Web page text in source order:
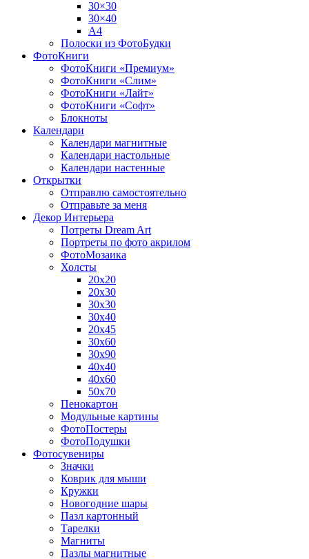
30×30
30×40
A4
Полоски из ФотоБудки
ФотоКниги
ФотоКниги «Премиум»
ФотоКниги «Слим»
ФотоКниги «Лайт»
ФотоКниги «Софт»
Блокноты
Календари
Календари магнитные
Календари настольные
Календари настенные
Открытки
Отправлю самостоятельно
Отправьте за меня
Декор Интерьера
Потреты Dream Art
Портреты по фото акрилом
ФотоМозаика
Холсты
20х20
20х30
30х30
30х40
20х45
30х60
30х90
40х40
40х60
50х70
Пенокартон
Модульные картины
ФотоПостеры
ФотоПодушки
Фотоcувениры
Значки
Коврик для мыши
Кружки
Новогодние шары
Пазл картонный
Тарелки
Магниты
Пазлы магнитные